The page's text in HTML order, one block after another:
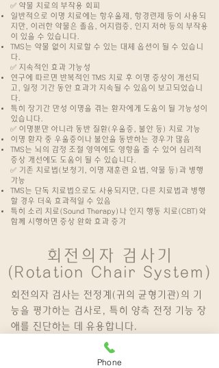
✅ 약물 치료의 부작용 회피
일반적으로 이명 치료에는 항우울제, 항경련제 등이 사용되
지만, 이러한 약물은 졸음, 어지럼증, 인지 저하 등의 부작용
이 있을 수 있습니다.
TMS는 약물 없이 치료할 수 있는 대체 옵션이 될 수 있습니
다.
✅ 지속적인 효과 가능성
연구에 따르면 반복적인 TMS 치료 후 이명 증상이 개선되
고, 일정 기간 동안 효과가 지속될 수 있음이 보고되었습니
다.
특히 장기간 만성 이명을 겪는 환자에게 도움이 될 가능성이
있습니다.
✅ 이명뿐만 아니라 동반 질환(우울증, 불안 등) 치료 가능
이명 환자 중 우울증이나 불안을 동반하는 경우가 많음
TMS는 뇌의 감정 조절 영역에도 영향을 줄 수 있어 심리적
증상 개선에도 도움이 될 수 있습니다.
✅ 기존 치료법(보청기, 이명 재훈련 요법, 약물 등)과 병행
가능
TMS는 단독 치료법으로도 사용되지만, 다른 치료법과 병행
할 경우 더욱 효과적일 수 있음
특히 소리 치료(Sound Therapy)나 인지 행동 치료(CBT)와
함께 시행하면 증상 완화 효과 증가
회전의자 검사기
(Rotation Chair System)
회전의자 검사는 전정계(귀의 균형기관)의 기
능을 평가하는 검사로, 특히 양측 전정 기능 장
애를 진단하는 데 유용합니다.
✅ 전정 기능의 정상 여부 확인
✅ 어지럼증의 원인(중추성 vs 말초성) 감별
Phone